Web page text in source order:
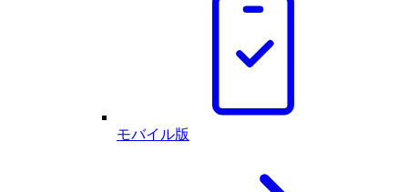
モバイル版